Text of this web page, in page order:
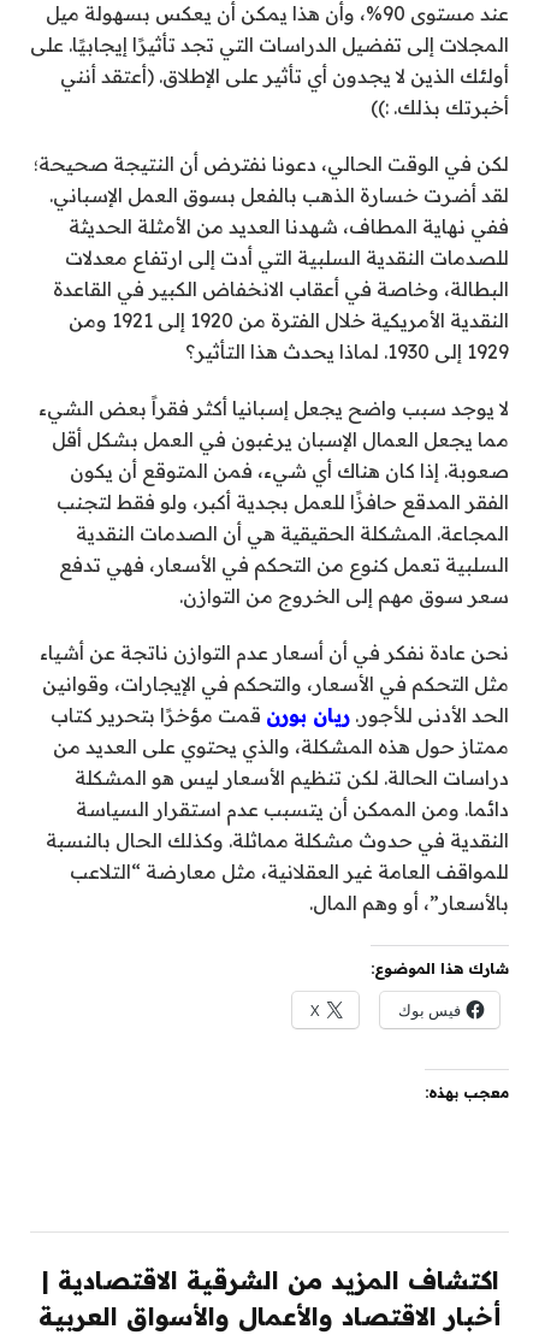
عند مستوى 90%، وأن هذا يمكن أن يعكس بسهولة ميل
المجلات إلى تفضيل الدراسات التي تجد تأثيرًا إيجابيًا. على
أولئك الذين لا يجدون أي تأثير على الإطلاق. (أعتقد أنني
أخبرتك بذلك. :))
لكن في الوقت الحالي، دعونا نفترض أن النتيجة صحيحة؛
لقد أضرت خسارة الذهب بالفعل بسوق العمل الإسباني.
ففي نهاية المطاف، شهدنا العديد من الأمثلة الحديثة
للصدمات النقدية السلبية التي أدت إلى ارتفاع معدلات
البطالة، وخاصة في أعقاب الانخفاض الكبير في القاعدة
النقدية الأمريكية خلال الفترة من 1920 إلى 1921 ومن
1929 إلى 1930. لماذا يحدث هذا التأثير؟
لا يوجد سبب واضح يجعل إسبانيا أكثر فقراً بعض الشيء
مما يجعل العمال الإسبان يرغبون في العمل بشكل أقل
صعوبة. إذا كان هناك أي شيء، فمن المتوقع أن يكون
الفقر المدقع حافزًا للعمل بجدية أكبر، ولو فقط لتجنب
المجاعة. المشكلة الحقيقية هي أن الصدمات النقدية
السلبية تعمل كنوع من التحكم في الأسعار، فهي تدفع
سعر سوق مهم إلى الخروج من التوازن.
نحن عادة نفكر في أن أسعار عدم التوازن ناتجة عن أشياء
مثل التحكم في الأسعار، والتحكم في الإيجارات، وقوانين
الحد الأدنى للأجور. ريان بورن قمت مؤخرًا بتحرير كتاب
ممتاز حول هذه المشكلة، والذي يحتوي على العديد من
دراسات الحالة. لكن تنظيم الأسعار ليس هو المشكلة
دائما. ومن الممكن أن يتسبب عدم استقرار السياسة
النقدية في حدوث مشكلة مماثلة. وكذلك الحال بالنسبة
للمواقف العامة غير العقلانية، مثل معارضة “التلاعب
بالأسعار”، أو وهم المال.
شارك هذا الموضوع:
فيس بوك X
معجب بهذه:
اكتشاف المزيد من الشرقية الاقتصادية |
أخبار الاقتصاد والأعمال والأسواق العربية